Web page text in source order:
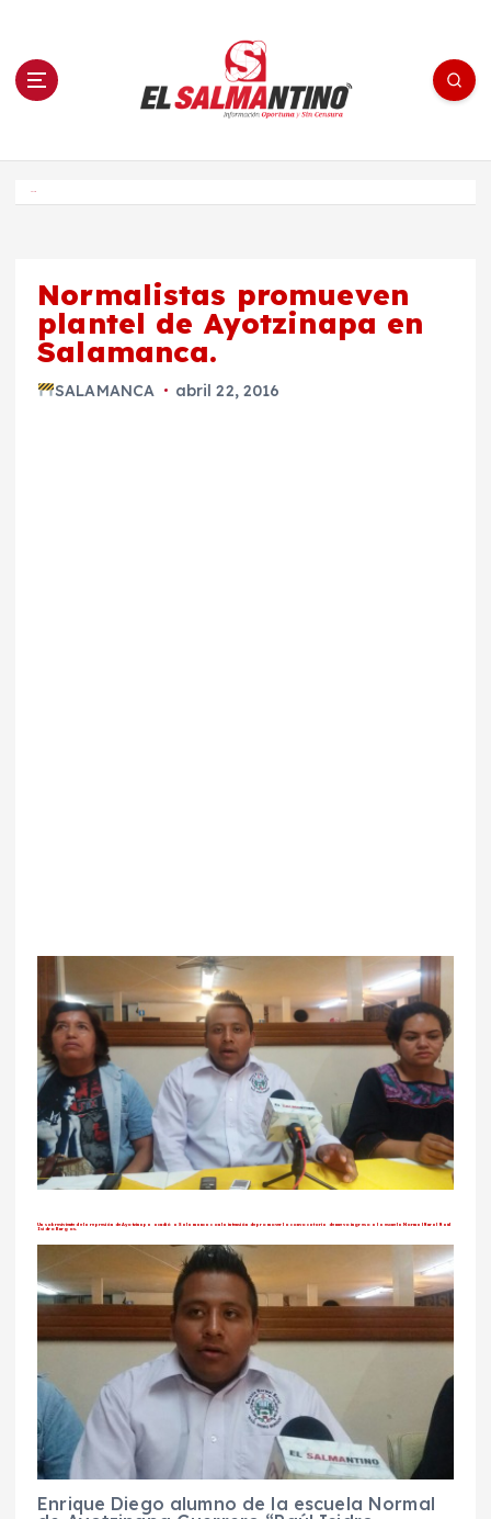
n El Salmantino - medios/noticias/editorial
Normalistas promueven
plantel de Ayotzinapa en
Salamanca.
SALAMANCA abril 22, 2016
Un sobreviviente de la represión de Ayotzinapa acudió a Salamanca con la intensión de promover la convocatoria de nuevo ingreso a la escuela Normal Rural Raúl
Isidro Burgos.
Enrique Diego alumno de la escuela Normal